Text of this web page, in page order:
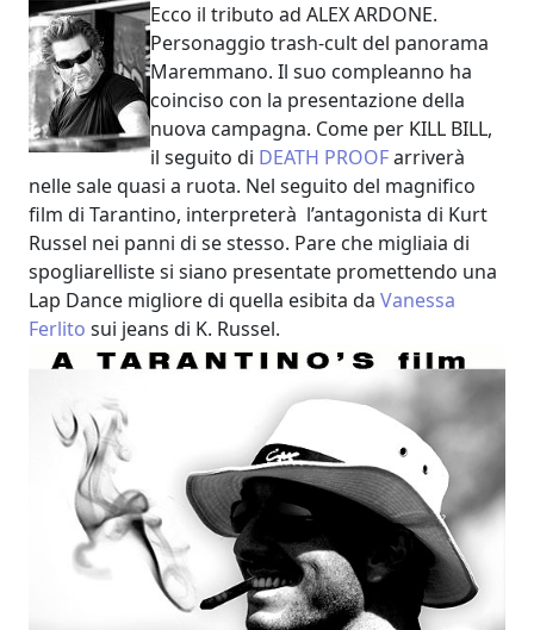
Ecco il tributo ad ALEX ARDONE.
Personaggio trash-cult del panorama
Maremmano. Il suo compleanno ha
coinciso con la presentazione della
nuova campagna. Come per KILL BILL,
il seguito di DEATH PROOFarriverà
nelle sale quasi a ruota. Nel seguito del magnifico
film di Tarantino, interpreterà l’antagonista di Kurt
Russel nei panni di se stesso. Pare che migliaia di
spogliarelliste si siano presentate promettendo una
Lap Dance migliore di quella esibita da Vanessa
Ferlito sui jeans di K. Russel.